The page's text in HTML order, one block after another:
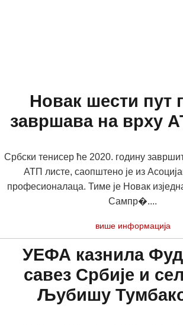
Новак шести пут
завршава на врху
Србски тенисер ће 2020. годину
АТП листе, саопштено је из
професионалаца. Тиме је Новак
Сампр�....
више информација
УЕФА казнила
савез Србије и
Љубишу